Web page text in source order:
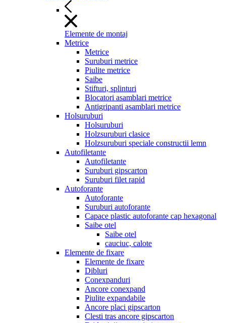
Elemente de montaj
Metrice
Metrice
Suruburi metrice
Piulite metrice
Saibe
Stifturi, splinturi
Blocatori asamblari metrice
Antigripanti asamblari metrice
Holsuruburi
Holsuruburi
Holzsuruburi clasice
Holzsuruburi speciale constructii lemn
Autofiletante
Autofiletante
Suruburi gipscarton
Suruburi filet rapid
Autoforante
Autoforante
Suruburi autoforante
Capace plastic autoforante cap hexagonal
Saibe otel
Saibe otel
cauciuc, calote
Elemente de fixare
Elemente de fixare
Dibluri
Conexpanduri
Ancore conexpand
Piulite expandabile
Ancore placi gipscarton
Clesti tras ancore gipscarton